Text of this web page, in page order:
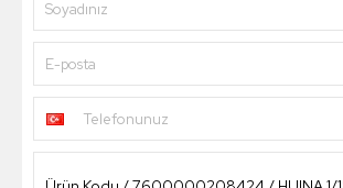
Soyadınız
E-posta
Telefonunuz